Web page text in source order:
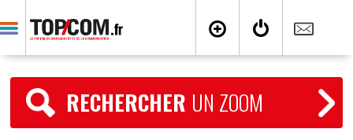
RECHERCHER UN ZOOM